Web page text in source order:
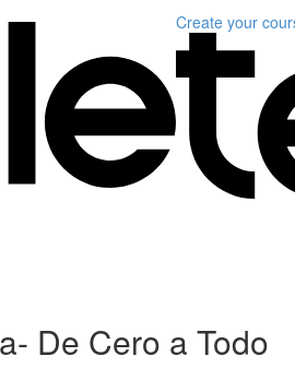
Create your
De Cero a Todo